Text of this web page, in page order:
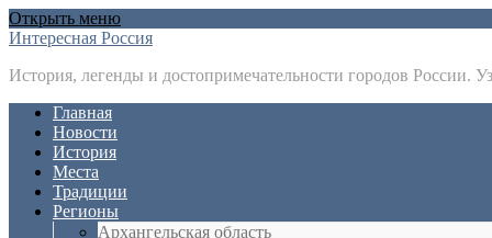
Открыть меню
Интересная Россия
История, легенды и достопримечательности городов России.
Главная
Новости
История
Места
Традиции
Регионы
Архангельская область